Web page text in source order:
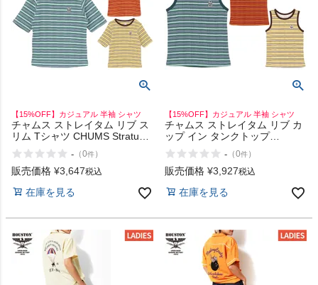
【15%OFF】カジュアル 半袖 シャツ
チャムス ストレイタム リブ ス
リム Tシャツ CHUMS Stratum
Rib Slim T-Shirt
- （0件）
販売価格 ¥3,647税込
在庫を見る
【15%OFF】カジュアル 半袖 シャツ
チャムス ストレイタム リブ カ
ップ イン タンクトップ
CHUMS Stratum Rib Cup in
Tank Top
- （0件）
販売価格 ¥3,927税込
在庫を見る